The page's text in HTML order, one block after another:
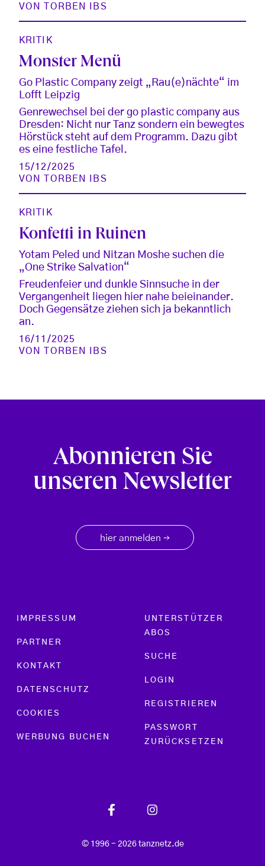
VON
TORBEN IBS
KRITIK
Monster Menü
Go Plastic Company zeigt „Rau(e)nächte“ im
Lofft Leipzig
Genrewechsel bei der go plastic company aus
Dresden: Nicht nur Tanz sondern ein bewegtes
Hörstück steht auf dem Programm. Dazu gibt
es eine festliche Tafel.
15/12/2025
VON
TORBEN IBS
KRITIK
Konfetti in Ruinen
Yotam Peled und Nitzan Moshe suchen die
„One Strike Salvation“
Freudenfeier und dunkle Sinnsuche in der
Vergangenheit liegen hier nahe beieinander.
Doch Gegensätze ziehen sich ja bekanntlich
an.
16/11/2025
VON
TORBEN IBS
Abonnieren Sie
unseren Newsletter
hier anmelden →
Footer menu
IMPRESSUM
PARTNER
KONTAKT
DATENSCHUTZ
COOKIES
WERBUNG BUCHEN
UNTERSTÜTZER
ABOS
SUCHE
LOGIN
REGISTRIEREN
PASSWORT
ZURÜCKSETZEN
© 1996 - 2026 tanznetz.de